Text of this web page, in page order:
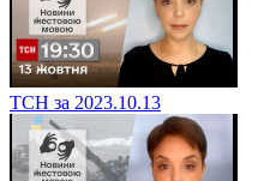
ТСН за 2023.10.13